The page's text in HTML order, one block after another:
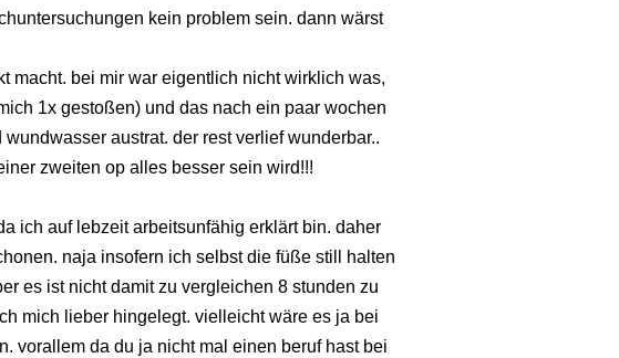
kein problem sein. dann wärst
macht. bei mir war eigentlich nicht wirklich was,
1x gestoßen) und das nach ein paar wochen
austrat. der rest verlief wunderbar..
zweiten op alles besser sein wird!!!
ich auf lebzeit arbeitsunfähig erklärt bin. daher
naja insofern ich selbst die füße still halten
es ist nicht damit zu vergleichen 8 stunden zu
mich lieber hingelegt. vielleicht wäre es ja bei
vorallem da du ja nicht mal einen beruf hast bei